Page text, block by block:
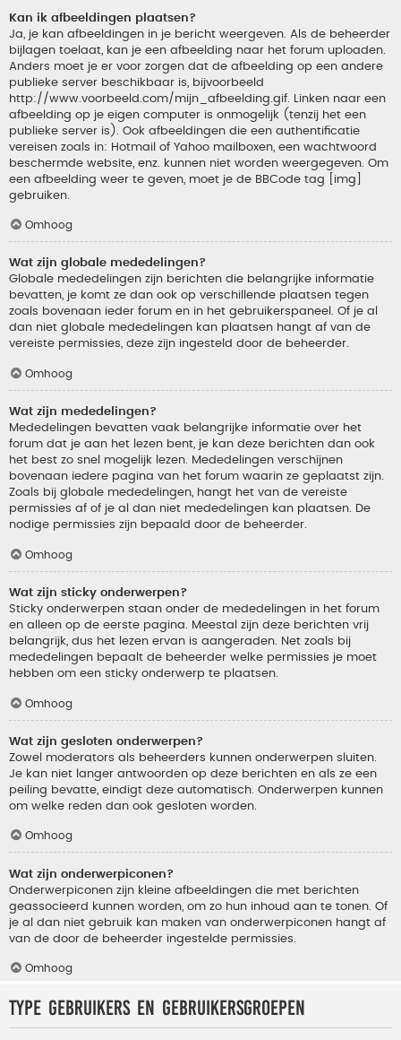
Kan ik afbeeldingen plaatsen?
Ja, je kan afbeeldingen in je bericht weergeven. Als de beheerder
bijlagen toelaat, kan je een afbeelding naar het forum uploaden.
Anders moet je er voor zorgen dat de afbeelding op een andere
publieke server beschikbaar is, bijvoorbeeld
http://www.voorbeeld.com/mijn_afbeelding.gif. Linken naar een
afbeelding op je eigen computer is onmogelijk (tenzij het een
publieke server is). Ook afbeeldingen die een authentificatie
vereisen zoals in: Hotmail of Yahoo mailboxen, een wachtwoord
beschermde website, enz. kunnen niet worden weergegeven. Om
een afbeelding weer te geven, moet je de BBCode tag [img]
gebruiken.
Omhoog
Wat zijn globale mededelingen?
Globale mededelingen zijn berichten die belangrijke informatie
bevatten, je komt ze dan ook op verschillende plaatsen tegen
zoals bovenaan ieder forum en in het gebruikerspaneel. Of je al
dan niet globale mededelingen kan plaatsen hangt af van de
vereiste permissies, deze zijn ingesteld door de beheerder.
Omhoog
Wat zijn mededelingen?
Mededelingen bevatten vaak belangrijke informatie over het
forum dat je aan het lezen bent, je kan deze berichten dan ook
het best zo snel mogelijk lezen. Mededelingen verschijnen
bovenaan iedere pagina van het forum waarin ze geplaatst zijn.
Zoals bij globale mededelingen, hangt het van de vereiste
permissies af of je al dan niet mededelingen kan plaatsen. De
nodige permissies zijn bepaald door de beheerder.
Omhoog
Wat zijn sticky onderwerpen?
Sticky onderwerpen staan onder de mededelingen in het forum
en alleen op de eerste pagina. Meestal zijn deze berichten vrij
belangrijk, dus het lezen ervan is aangeraden. Net zoals bij
mededelingen bepaalt de beheerder welke permissies je moet
hebben om een sticky onderwerp te plaatsen.
Omhoog
Wat zijn gesloten onderwerpen?
Zowel moderators als beheerders kunnen onderwerpen sluiten.
Je kan niet langer antwoorden op deze berichten en als ze een
peiling bevatte, eindigt deze automatisch. Onderwerpen kunnen
om welke reden dan ook gesloten worden.
Omhoog
Wat zijn onderwerpiconen?
Onderwerpiconen zijn kleine afbeeldingen die met berichten
geassocieerd kunnen worden, om zo hun inhoud aan te tonen. Of
je al dan niet gebruik kan maken van onderwerpiconen hangt af
van de door de beheerder ingestelde permissies.
Omhoog
Type gebruikers en gebruikersgroepen